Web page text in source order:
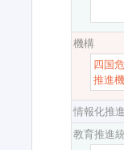
機構
四国
推進
情報化推
教育推進